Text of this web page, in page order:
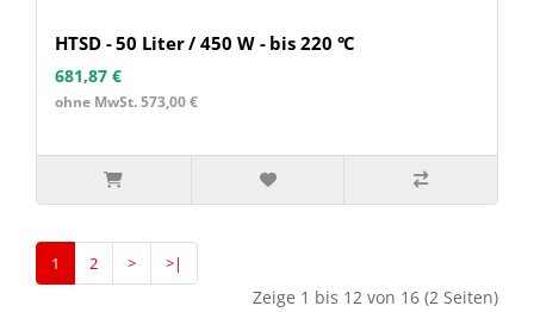
HTSD - 50 Liter / 450 W - bis 220 °C
681,87 €
ohne MwSt. 573,00 €
1 2 > >|
Zeige 1 bis 12 von 16 (2 Seiten)